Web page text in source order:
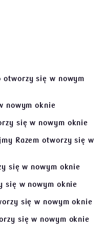
otworzy się w nowym
nowym oknie
się w nowym oknie
Razemotworzy się w
się w nowym oknie
się w nowym oknie
się w nowym oknie
się w nowym oknie